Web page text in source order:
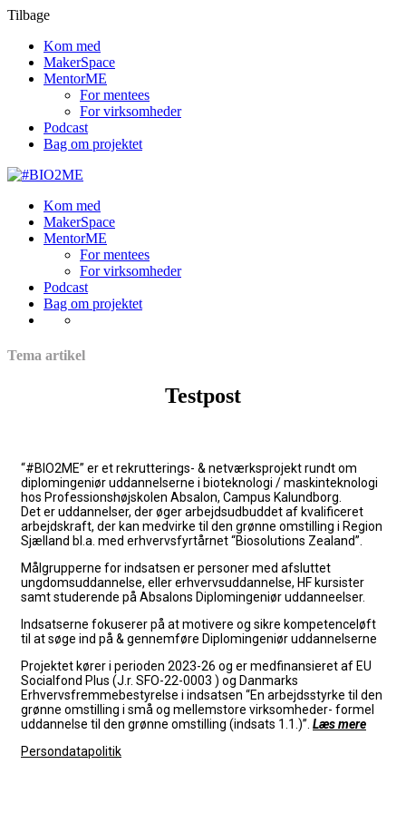
Tilbage
Kom med
MakerSpace
MentorME
For mentees
For virksomheder
Podcast
Bag om projektet
Kom med
MakerSpace
MentorME
For mentees
For virksomheder
Podcast
Bag om projektet
Tema artikel
Testpost
“#BIO2ME” er et rekrutterings- & netværksprojekt rundt om
diplomingeniør uddannelserne i bioteknologi / maskinteknologi
hos Professionshøjskolen Absalon, Campus Kalundborg.
Det er uddannelser, der øger arbejdsudbuddet af kvalificeret
arbejdskraft, der kan medvirke til den grønne omstilling i Region
Sjælland bl.a. med erhvervsfyrtårnet “Biosolutions Zealand”.
Målgrupperne for indsatsen er personer med afsluttet
ungdomsuddannelse, eller erhvervsuddannelse, HF kursister
samt studerende på Absalons Diplomingeniør uddanneelser.
Indsatserne fokuserer på atmotivere og sikre kompetenceløft
til at søge ind på & gennemføre Diplomingeniør uddannelserne
Projektet kører i perioden 2023-26 og er medfinansieret af EU
Socialfond Plus (J.r. SFO-22-0003 ) og Danmarks
Erhvervsfremmebestyrelse i indsatsen “En arbejdsstyrke til den
grønne omstilling i små og mellemstore virksomheder- formel
uddannelse til den grønne omstilling (indsats 1.1.)”. Læs mere
Persondatapolitik